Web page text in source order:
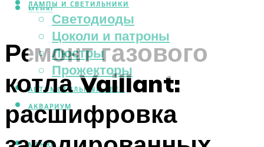
ЛАМПЫ И СВЕТИЛЬНИКИ
Светодиоды
Цоколи и патроны
Люстры
Прожекторы
АВТОМОБИЛЬНЫЙ СВЕТ
АКВАРИУМ
МЕНЮ
МЕНЮ
Ремонт газового
котла Vaillant:
расшифровка